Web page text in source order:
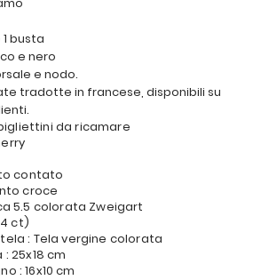
1 busta
e nero
e nodo.
tradotte in francese, disponibili su
da ricamare
contato
croce
5.5 colorata Zweigart
ct)
: Tela vergine colorata
25x18 cm
: 16x10 cm